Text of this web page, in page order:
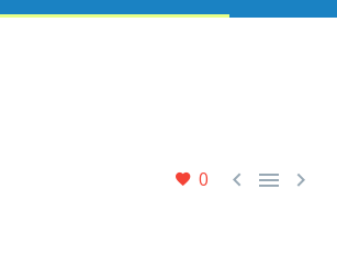
0   